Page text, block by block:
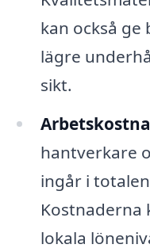
kan också
lägre
sikt.
hantverkare
ingår i
Kostnaderna
lokala